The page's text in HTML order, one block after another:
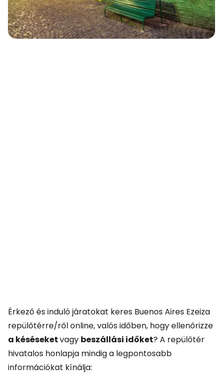
Érkező és induló járatokat keres Buenos Aires Ezeiza
repülőtérre/ről online, valós időben, hogy ellenőrizze
a késéseketvagy beszállási időket? A repülőtér
hivatalos honlapja mindig a legpontosabb
információkat kínálja: